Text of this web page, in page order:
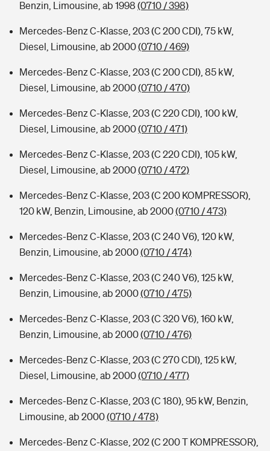
Benzin, Limousine, ab 1998 (0710 / 398)
Mercedes-Benz C-Klasse, 203 (C 200 CDI), 75 kW,
Diesel, Limousine, ab 2000(0710 / 469)
Mercedes-Benz C-Klasse, 203 (C 200 CDI), 85 kW,
Diesel, Limousine, ab 2000(0710 / 470)
Mercedes-Benz C-Klasse, 203 (C 220 CDI), 100 kW,
Diesel, Limousine, ab 2000(0710 / 471)
Mercedes-Benz C-Klasse, 203 (C 220 CDI), 105 kW,
Diesel, Limousine, ab 2000(0710 / 472)
Mercedes-Benz C-Klasse, 203 (C 200 KOMPRESSOR),
120 kW, Benzin, Limousine, ab 2000(0710 / 473)
Mercedes-Benz C-Klasse, 203 (C 240 V6), 120 kW,
Benzin, Limousine, ab 2000(0710 / 474)
Mercedes-Benz C-Klasse, 203 (C 240 V6), 125 kW,
Benzin, Limousine, ab 2000(0710 / 475)
Mercedes-Benz C-Klasse, 203 (C 320 V6), 160 kW,
Benzin, Limousine, ab 2000(0710 / 476)
Mercedes-Benz C-Klasse, 203 (C 270 CDI), 125 kW,
Diesel, Limousine, ab 2000(0710 / 477)
Mercedes-Benz C-Klasse, 203 (C 180), 95 kW, Benzin,
Limousine, ab 2000(0710 / 478)
Mercedes-Benz C-Klasse, 202 (C 200 T KOMPRESSOR),